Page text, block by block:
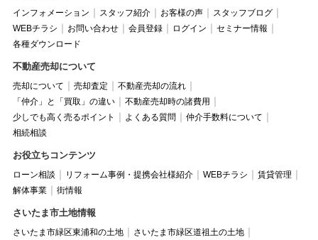
インフォメーション スタッフ紹介 お客様の声
スタッフブログ
WEBチラシ
お問い合わせ 会員登録 ログイン
セミナー情報
各種ダウンロード
不動産売却について
売却について 売却査定
不動産売却の流れ
「仲介」と「買取」の違い
不動産売却時の諸費用
少しでも高く売るポイント
よくある質問
仲介手数料について
相続相談
お役立ちコンテンツ
ローン相談 リフォーム事例・提携会社様紹介 WEBチラシ
賃貸管理
解体事業
街情報
さいたま市土地情報
さいたま市緑区東浦和の土地
さいたま市緑区道祖土の土地